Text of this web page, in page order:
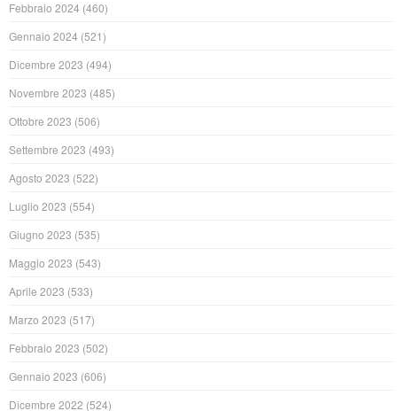
Febbraio 2024 (460)
Gennaio 2024 (521)
Dicembre 2023 (494)
Novembre 2023 (485)
Ottobre 2023 (506)
Settembre 2023 (493)
Agosto 2023 (522)
Luglio 2023 (554)
Giugno 2023 (535)
Maggio 2023 (543)
Aprile 2023 (533)
Marzo 2023 (517)
Febbraio 2023 (502)
Gennaio 2023 (606)
Dicembre 2022 (524)